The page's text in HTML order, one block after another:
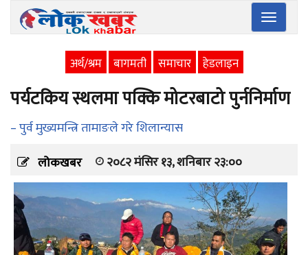
Toggle
अर्थ/श्रम बागमती समाचार हेडलाइन
पर्यटकिय स्थलमा पक्कि मोटरबाटो पुर्ननिर्माण
– पुर्व मुख्यमन्त्रि तामाङले गरे शिलान्यास
लोकखबर
२०८२ मंसिर १३, शनिबार २३:००